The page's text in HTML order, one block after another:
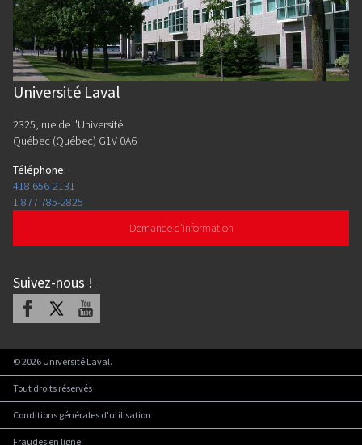
Université Laval
2325, rue de l'Université
Québec (Québec) G1V 0A6
Téléphone:
418 656-2131
1 877 785-2825
Demande d'information
Suivez-nous !
Facebook Youtube
©2026 Université Laval.
Tout droits réservés
Conditions générales d'utilisation
Fraudes en ligne